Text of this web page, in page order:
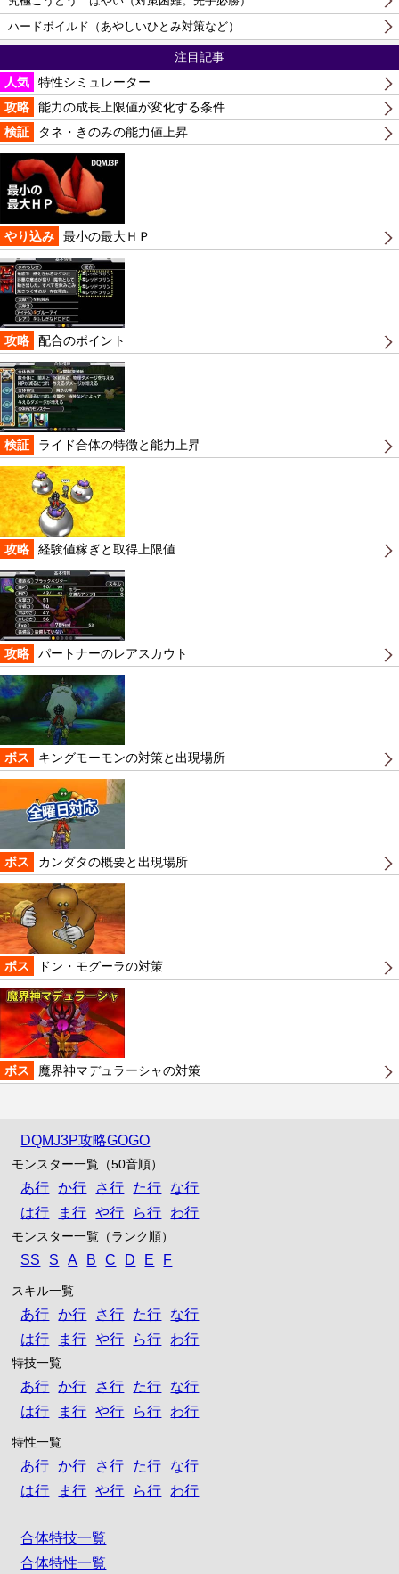
ハードボイルド（あやしいひとみ対策など）
注目記事
人気
特性シミュレーター
攻略
能力の成長上限値が変化する条件
検証
タネ・きのみの能力値上昇
やり込み 最小の最大ＨＰ
攻略 配合のポイント
検証 ライド合体の特徴と能力上昇
攻略 経験値稼ぎと取得上限値
攻略 パートナーのレアスカウト
ボス キングモーモンの対策と出現場所
ボス カンダタの概要と出現場所
ボス ドン・モグーラの対策
ボス 魔界神マデュラーシャの対策
DQMJ3P攻略GOGO
モンスター一覧（50音順）
あ行 か行 さ行 た行
な行
は行
ま行 や行 ら行 わ行
モンスター一覧（ランク順）
SS S A B C D E F
スキル一覧
あ行 か行 さ行 た行
な行
は行
ま行 や行 ら行 わ行
特技一覧
あ行 か行 さ行 た行
な行
は行
ま行 や行 ら行 わ行
特性一覧
あ行 か行 さ行 た行
な行
は行
ま行 や行 ら行 わ行
合体特技一覧
合体特性一覧